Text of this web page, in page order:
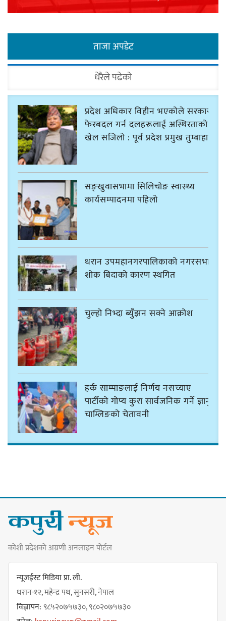
ताजा अपडेट
धेरैले पढेको
प्रदेश अधिकार विहीन भएकोले सरकार
फेरबदल गर्न दलहरूलाई अस्थिरताको
खेल सजिलो : पूर्व प्रदेश प्रमुख तुम्बाहाङ
सङ्खुवासभामा सिलिचोङ स्वास्थ्य
कार्यसम्पादनमा पहिलो
धरान उपमहानगरपालिकाको नगरसभा
शोक बिदाको कारण स्थगित
चुल्हो निभ्दा ब्युँझन सक्ने आक्रोश
हर्क साम्पाङलाई निर्णय नसच्याए
पार्टीको गोप्य कुरा सार्वजनिक गर्ने ज्ञानु
चाम्लिङको चेतावनी
नयाँ सेउती पूल नजिक दुर्घटनाको
जोखिमको ट्राफिक सचेतना गराउँदै
सिलाम साक्मा
किराँती खम्बुका सन्तानहरू :
कोशी प्रदेशको अग्रणी अनलाइन पोर्टल
न्यूजईस्ट मिडिया प्रा. ली.
धरान-१२, महेन्द्र पथ, सुनसरी, नेपाल
विज्ञापन:९८५२०७५७३०, ९८०२०७५७३०